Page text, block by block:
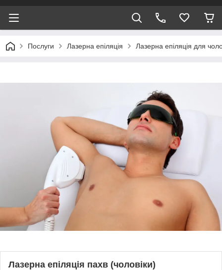
Послуги Лазерна епіляція Лазерна епіляція для
Лазерна епіляція пахв (чоловіки)